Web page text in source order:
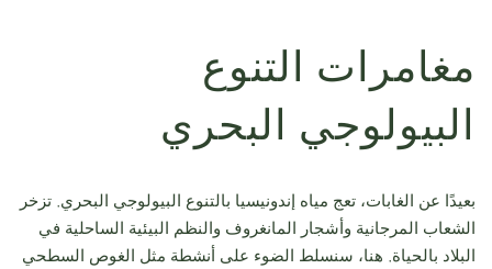
مغامرات التنوع
البيولوجي البحري
بعيدًا عن الغابات، تعج مياه إندونيسيا بالتنوع البيولوجي البحري. تزخر
الشعاب المرجانية وأشجار المانغروف والنظم البيئية الساحلية في
البلاد بالحياة. هنا، سنسلط الضوء على أنشطة مثل الغوص السطحي